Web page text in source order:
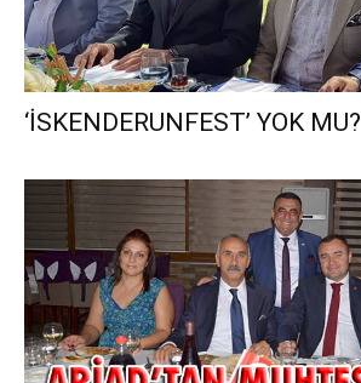
‘İSKENDERUNFEST’ YOK MU?